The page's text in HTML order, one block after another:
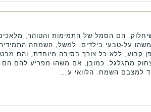
הם הסמל של התמימות והטוהר,
על-טבעי בילדים. למשל, השמחה
קבוע, ללא כל צורך בסיבה מיוחדת, והם
מתגלגל. כמובן, אם משהו מפריע להם הם
למצבם השמח. הלוואי ע...